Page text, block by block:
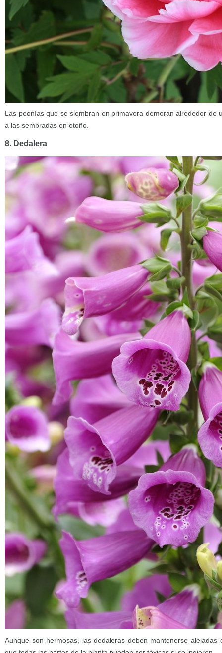
Las peonías que se siembran en primavera demoran alrededor de
a las sembradas en otoño.
8. Dedalera
Aunque son hermosas, las dedaleras deben mantenerse